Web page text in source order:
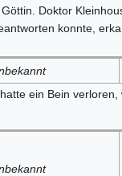
Doktor
konnte,
ein Bein verloren,